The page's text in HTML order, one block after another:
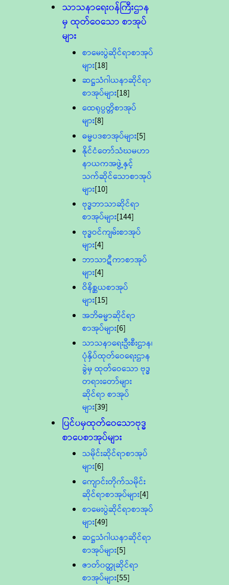
သာသနာရေး၀န်ကြီးဌာန
မှ ထုတ်ဝေသော စာအုပ်
များ
စာမေးပွဲဆိုင်ရာစာအုပ်
များ[18]
ဆဋ္ဌသံဂါယနာဆိုင်ရာ
စာအုပ်များ[18]
ထေရုပ္ပတ္တိစာအုပ်
များ[8]
ဓမ္မပဒစာအုပ်များ[5]
နိုင်ငံတော်သံဃမဟာ
နာယကအဖွဲ့နှင့်
သက်ဆိုင်သောစာအုပ်
များ[10]
ဗုဒ္ဓဘာသာဆိုင်ရာ
စာအုပ်များ[144]
ဗုဒ္ဓဝင်ကျမ်းစာအုပ်
များ[4]
ဘာသာဋီကာစာအုပ်
များ[4]
ဝိနိစ္ဆယစာအုပ်
များ[15]
အဘိဓမ္မာဆိုင်ရာ
စာအုပ်များ[6]
သာသနာရေးဦးစီးဌာန၊
ပုံနှိပ်ထုတ်ဝေရေးဌာန
ခွဲမှ ထုတ်ဝေသော ဗုဒ္ဓ
တရားတော်များ
ဆိုင်ရာ စာအုပ်
များ[39]
ပြင်ပမှထုတ်ဝေသောဗုဒ္ဓ
စာပေစာအုပ်များ
သမိုင်းဆိုင်ရာစာအုပ်
များ[6]
ကျောင်းတိုက်သမိုင်း
ဆိုင်ရာစာအုပ်များ[4]
စာမေးပွဲဆိုင်ရာစာအုပ်
များ[49]
ဆဋ္ဌသံဂါယနာဆိုင်ရာ
စာအုပ်များ[5]
ဇာတ်၀တ္ထုဆိုင်ရာ
စာအုပ်များ[55]